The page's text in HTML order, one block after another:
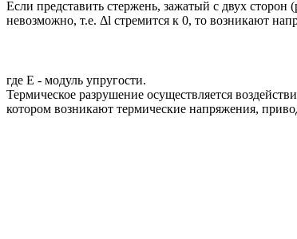
Если представить стержень, зажатый с двух
невозможно, т.е. Δl стремится к 0, то возникают
где E - модуль упругости.
Термическое разрушение осуществляется
котором возникают термические напряжения,